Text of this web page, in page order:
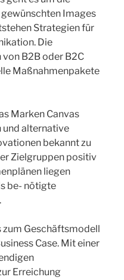
Images
Strategien für
Die
B2B oder B2C
Maßnahmenpakete
Marken Canvas
alternative
bekannt zu
Zielgruppen positiv
liegen
be- nötigte
zum Geschäftsmodell
Case. Mit einer
Erreichung